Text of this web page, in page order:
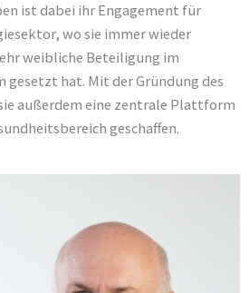
ist dabei ihr Engagement für
wo sie immer wieder
weibliche Beteiligung im
gesetzt hat. Mit der Gründung des
außerdem eine zentrale Plattform
geschaffen.